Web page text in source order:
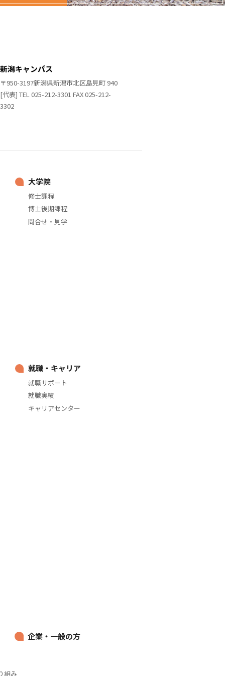
新潟キャンパス
〒950-3197新潟県新潟市北区島見町 940
[代表] TEL 025-212-3301 FAX 025-212-
3302
大学院
修士課程
博士後期課程
問合せ・見学
就職・キャリア
就職サポート
就職実績
キャリアセンター
企業・一般の方
組み